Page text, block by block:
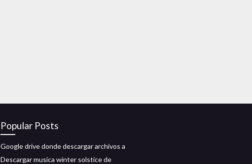
Popular Posts
Google drive donde descargar archivos a
Descargar musica winter solstice de